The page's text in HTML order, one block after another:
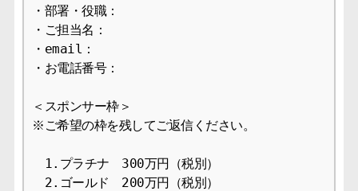
・部署・役職：
・ご担当名：
・email：
・お電話番号：
＜スポンサー枠＞
※ご希望の枠を残してご返信ください。
1.プラチナ　300万円（税別）
2.ゴールド　200万円（税別）